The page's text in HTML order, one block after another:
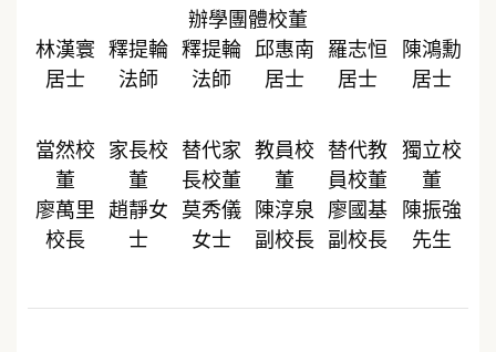
辦學團體校董
林漢寰
居士
釋提輪
法師
釋提輪
法師
邱惠南
居士
羅志恒
居士
陳鴻勳
居士
當然校
董
家長校
董
替代家
長校董
教員校
董
替代教
員校董
獨立校
董
廖萬里
校長
趙靜女
士
莫秀儀
女士
陳淳泉
副校長
廖國基
副校長
陳振強
先生